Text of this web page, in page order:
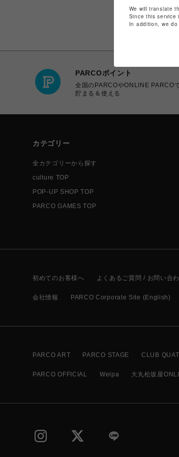
PARCOポイント
全国のPARCOやONLINE PARCO
貯まる＆使える
カテゴリー
全カテゴリーから探す
culture TOP
POP-UP SHOP TOP
PARCO GAMES TOP
初めてのお客様へ よくあるご質問 / お問い合
会社情報 PARCO Corporate Site (English)
PARCO ART PARCO STAGE CLUB
PARCO OFFICIAL Welpa 大丸松坂屋
We will translate
Since this service
In addition, we